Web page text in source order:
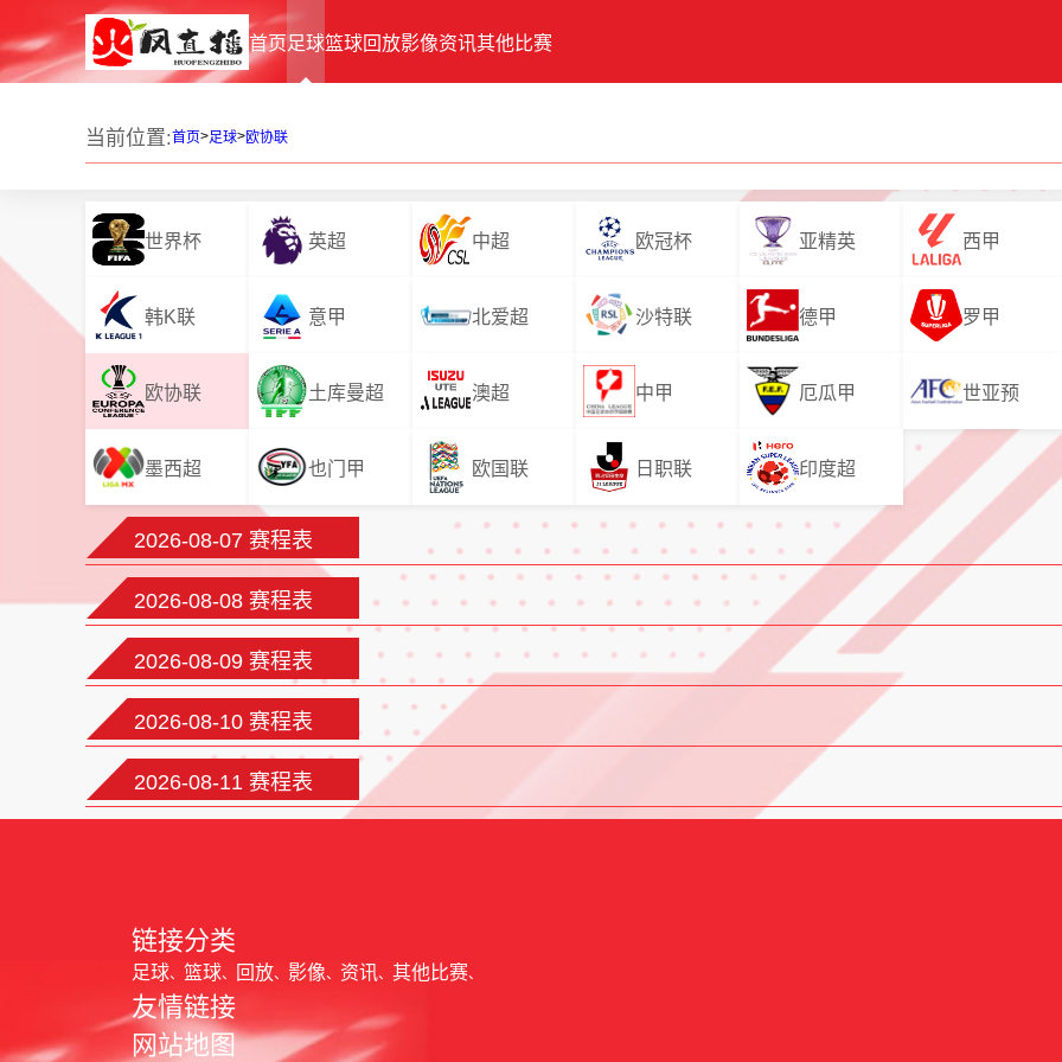
首页足球篮球回放影像资讯其他比赛
当前位置:首页>足球>欧协联
世界杯 英超 中超 欧冠杯 亚精英 西甲
韩K联 意甲 北爱超 沙特联 德甲 罗甲
欧协联 土库曼超 澳超 中甲 厄瓜甲 世亚预
墨西超 也门甲 欧国联 日职联 印度超
2026-08-07 赛程表
2026-08-08 赛程表
2026-08-09 赛程表
2026-08-10 赛程表
2026-08-11 赛程表
链接分类
足球 篮球 回放 影像 资讯 其他比赛
友情链接
网站地图